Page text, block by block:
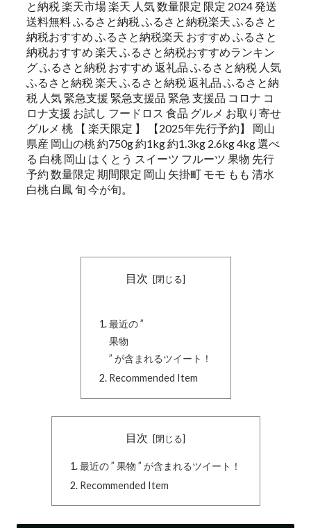
と納税 楽天市場 楽天 人気 数量限定 限定 2024 発送
送料無料 ふるさと納税 ふるさと納税楽天 ふるさと
納税おすすめ ふるさと納税楽天 おすすめ ふるさと
納税おすすめ 楽天 ふるさと納税おすすめランキン
グ ふるさと納税 おすすめ 返礼品 ふるさと納税 人気
ふるさと納税 楽天 ふるさと納税 返礼品 ふるさと納
税 人気 緊急支援 緊急支援品 緊急 支援品 コロナ コ
ロナ支援 お試し フードロス 食品 グルメ お取り寄せ
グルメ 桃 【 楽天限定 】 【2025年先行予約】 岡山
県産 岡山の桃 約750g 約1kg 約1.3kg 2.6kg 4kg 選べ
る 白桃 岡山 はくとう スイーツ フルーツ 果物 先行
予約 数量限定 期間限定 岡山 矢掛町 モモ もも 清水
白桃 白鳳 旬 今が旬。
目次
最近の ”
果物
” が含まれるツイート！
Recommended Item
目次
最近の ” 果物 ” が含まれるツイート！
Recommended Item